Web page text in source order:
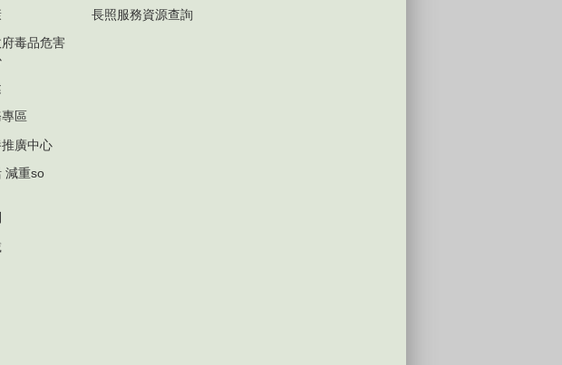
毒品危害
區
廣中心
減重so
長照服務資源查詢